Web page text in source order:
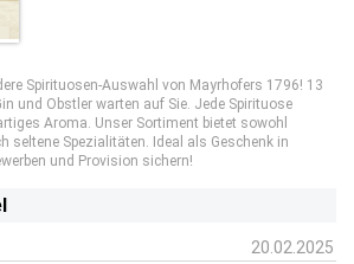
Spirituosen-Auswahl von Mayrhofers 1796! 13
und Obstler warten auf Sie. Jede Spirituose
Aroma. Unser Sortiment bietet sowohl
seltene Spezialitäten. Ideal als Geschenk in
und Provision sichern!
20.02.2025